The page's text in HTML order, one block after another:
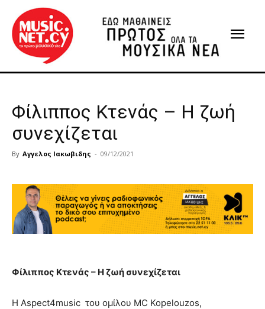
Φίλιππος Κτενάς – Η ζωή
συνεχίζεται
By Αγγελος Ιακωβιδης - 09/12/2021
Φίλιππος Κτενάς – Η ζωή συνεχίζεται
Η Aspect4music του ομίλου MC Kopelouzos,